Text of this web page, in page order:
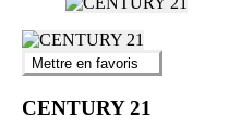
Mettre en favoris
CENTURY 21